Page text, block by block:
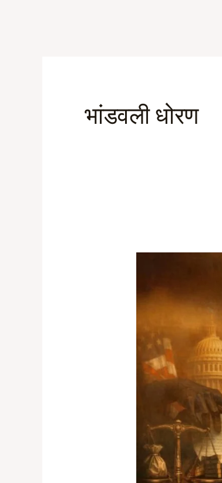
भांडवली धोरण